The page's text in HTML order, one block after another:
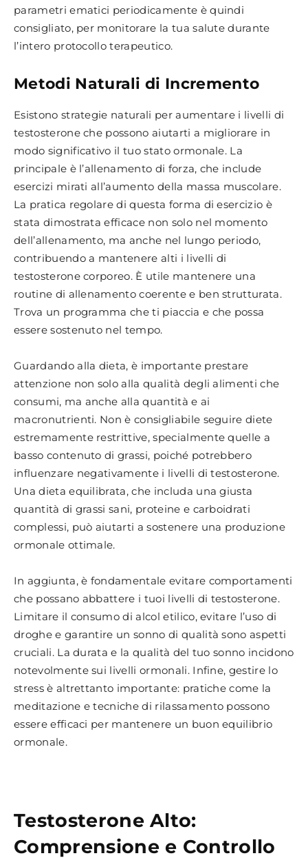
parametri ematici periodicamente è quindi
consigliato, per monitorare la tua salute durante
l’intero protocollo terapeutico.
Metodi Naturali di Incremento
Esistono strategie naturali per aumentare i livelli di
testosterone che possono aiutarti a migliorare in
modo significativo il tuo stato ormonale. La
principale è l’allenamento di forza, che include
esercizi mirati all’aumento della massa muscolare.
La pratica regolare di questa forma di esercizio è
stata dimostrata efficace non solo nel momento
dell’allenamento, ma anche nel lungo periodo,
contribuendo a mantenere alti i livelli di
testosterone corporeo. È utile mantenere una
routine di allenamento coerente e ben strutturata.
Trova un programma che ti piaccia e che possa
essere sostenuto nel tempo.
Guardando alla dieta, è importante prestare
attenzione non solo alla qualità degli alimenti che
consumi, ma anche alla quantità e ai
macronutrienti. Non è consigliabile seguire diete
estremamente restrittive, specialmente quelle a
basso contenuto di grassi, poiché potrebbero
influenzare negativamente i livelli di testosterone.
Una dieta equilibrata, che includa una giusta
quantità di grassi sani, proteine e carboidrati
complessi, può aiutarti a sostenere una produzione
ormonale ottimale.
In aggiunta, è fondamentale evitare comportamenti
che possano abbattere i tuoi livelli di testosterone.
Limitare il consumo di alcol etilico, evitare l’uso di
droghe e garantire un sonno di qualità sono aspetti
cruciali. La durata e la qualità del tuo sonno incidono
notevolmente sui livelli ormonali. Infine, gestire lo
stress è altrettanto importante: pratiche come la
meditazione e tecniche di rilassamento possono
essere efficaci per mantenere un buon equilibrio
ormonale.
Testosterone Alto:
Comprensione e Controllo